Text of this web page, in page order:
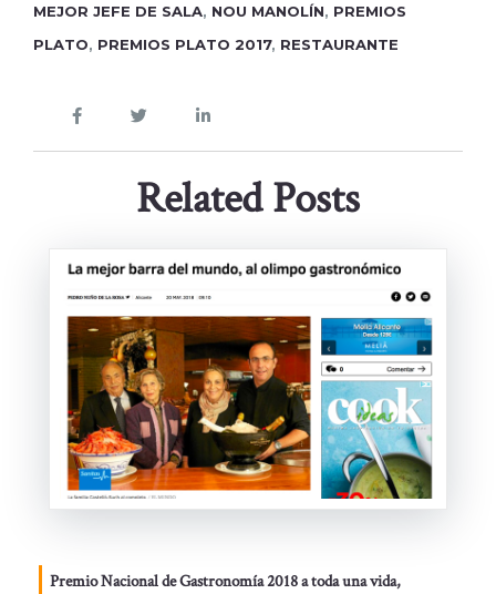
MEJOR JEFE DE SALA, NOU MANOLÍN, PREMIOS
PLATO, PREMIOS PLATO 2017, RESTAURANTE
Related Posts
Premio Nacional de Gastronomía 2018 a toda una vida,